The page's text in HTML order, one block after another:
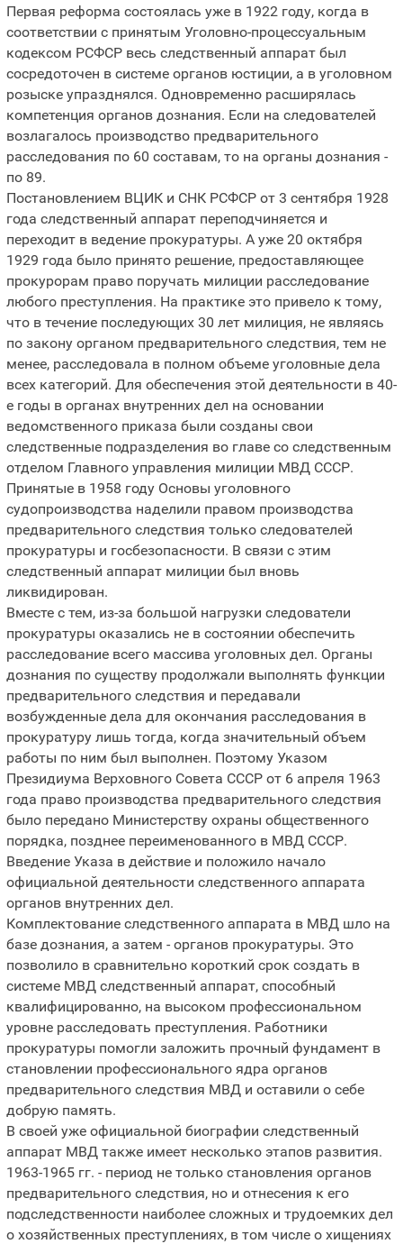
Первая реформа состоялась уже в 1922 году, когда в
соответствии с принятым Уголовно-процессуальным
кодексом РСФСР весь следственный аппарат был
сосредоточен в системе органов юстиции, а в уголовном
розыске упразднялся. Одновременно расширялась
компетенция органов дознания. Если на следователей
возлагалось производство предварительного
расследования по 60 составам, то на органы дознания -
по 89.
Постановлением ВЦИК и СНК РСФСР от 3 сентября 1928
года следственный аппарат переподчиняется и
переходит в ведение прокуратуры. А уже 20 октября
1929 года было принято решение, предоставляющее
прокурорам право поручать милиции расследование
любого преступления. На практике это привело к тому,
что в течение последующих 30 лет милиция, не являясь
по закону органом предварительного следствия, тем не
менее, расследовала в полном объеме уголовные дела
всех категорий. Для обеспечения этой деятельности в 40-
е годы в органах внутренних дел на основании
ведомственного приказа были созданы свои
следственные подразделения во главе со следственным
отделом Главного управления милиции МВД СССР.
Принятые в 1958 году Основы уголовного
судопроизводства наделили правом производства
предварительного следствия только следователей
прокуратуры и госбезопасности. В связи с этим
следственный аппарат милиции был вновь
ликвидирован.
Вместе с тем, из-за большой нагрузки следователи
прокуратуры оказались не в состоянии обеспечить
расследование всего массива уголовных дел. Органы
дознания по существу продолжали выполнять функции
предварительного следствия и передавали
возбужденные дела для окончания расследования в
прокуратуру лишь тогда, когда значительный объем
работы по ним был выполнен. Поэтому Указом
Президиума Верховного Совета СССР от 6 апреля 1963
года право производства предварительного следствия
было передано Министерству охраны общественного
порядка, позднее переименованного в МВД СССР.
Введение Указа в действие и положило начало
официальной деятельности следственного аппарата
органов внутренних дел.
Комплектование следственного аппарата в МВД шло на
базе дознания, а затем - органов прокуратуры. Это
позволило в сравнительно короткий срок создать в
системе МВД следственный аппарат, способный
квалифицированно, на высоком профессиональном
уровне расследовать преступления. Работники
прокуратуры помогли заложить прочный фундамент в
становлении профессионального ядра органов
предварительного следствия МВД и оставили о себе
добрую память.
В своей уже официальной биографии следственный
аппарат МВД также имеет несколько этапов развития.
1963-1965 гг. - период не только становления органов
предварительного следствия, но и отнесения к его
подследственности наиболее сложных и трудоемких дел
о хозяйственных преступлениях, в том числе о хищениях